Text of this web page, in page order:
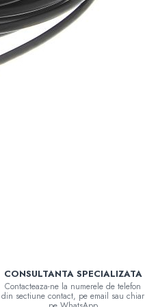
CONSULTANTA SPECIALIZATA
Contacteaza-ne la numerele de telefon
din sectiune contact, pe email sau chiar